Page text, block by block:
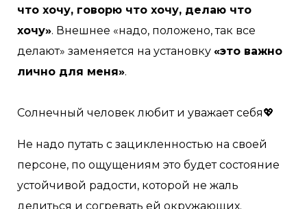
что хочу, говорю что хочу, делаю что
хочу». Внешнее «надо, положено, так все
делают» заменяется на установку «это важно
лично для меня».
Солнечный человек любит и уважает себя💖
Не надо путать с зацикленностью на своей
персоне, по ощущениям это будет состояние
устойчивой радости, которой не жаль
делиться и согревать ей окружающих.